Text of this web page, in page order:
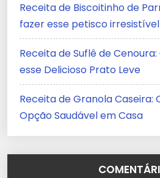
Receita de Biscoitinho de
fazer esse petisco
Receita de Suflê de
esse Delicioso Prato Leve
Receita de Granola Caseira:
Opção Saudável em Casa